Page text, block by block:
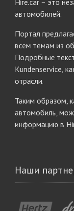
автомобилей.
Портал
всем темам из
Подробные
Kundenservice,
отрасли.
Таким образом,
автомобиль,
информацию в
Наши